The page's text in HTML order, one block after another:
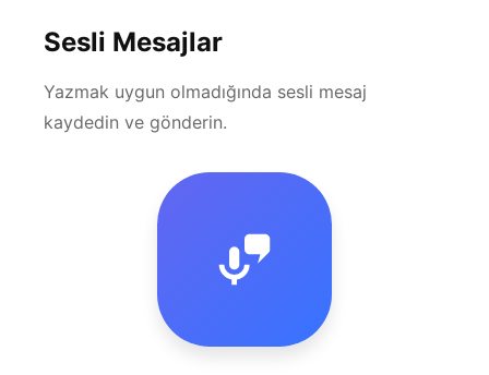
Sesli Mesajlar
Yazmak uygun olmadığında sesli mesaj
kaydedin ve gönderin.